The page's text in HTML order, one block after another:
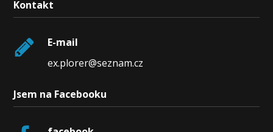
Kontakt
E-mail
ex.plorer@seznam.cz
Jsem na Facebooku